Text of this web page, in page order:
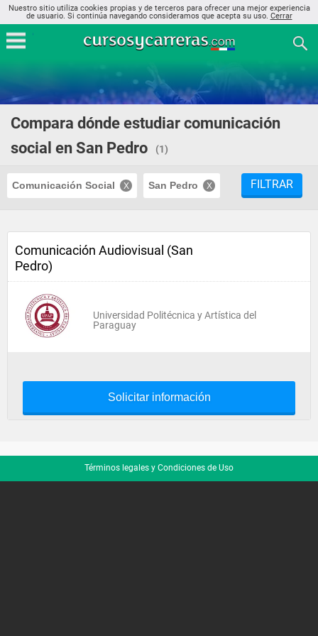
Nuestro sitio utiliza cookies propias y de terceros para ofrecer una mejor experiencia
de usuario. Si continúa navegando consideramos que acepta su uso. Cerrar
Compara dónde estudiar comunicación
social en San Pedro
(1)
Comunicación Social San Pedro FILTRAR
Comunicación Audiovisual (San
Pedro)
Universidad Politécnica y Artística del
Paraguay
Solicitar información
Términos legales y Condiciones de Uso